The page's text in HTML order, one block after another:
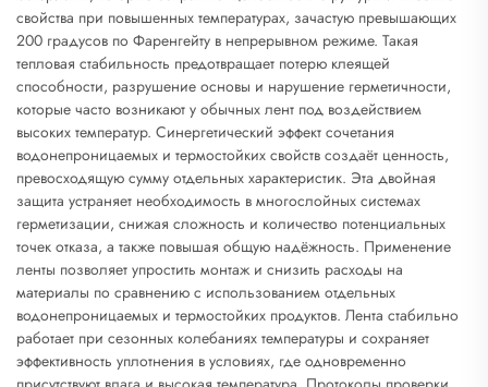
свойства при повышенных температурах, зачастую превышающих
200 градусов по Фаренгейту в непрерывном режиме. Такая
тепловая стабильность предотвращает потерю клеящей
способности, разрушение основы и нарушение герметичности,
которые часто возникают у обычных лент под воздействием
высоких температур. Синергетический эффект сочетания
водонепроницаемых и термостойких свойств создаёт ценность,
превосходящую сумму отдельных характеристик. Эта двойная
защита устраняет необходимость в многослойных системах
герметизации, снижая сложность и количество потенциальных
точек отказа, а также повышая общую надёжность. Применение
ленты позволяет упростить монтаж и снизить расходы на
материалы по сравнению с использованием отдельных
водонепроницаемых и термостойких продуктов. Лента стабильно
работает при сезонных колебаниях температуры и сохраняет
эффективность уплотнения в условиях, где одновременно